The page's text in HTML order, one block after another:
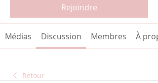
Rejoindre
Médias Discussion Membres À
Retour